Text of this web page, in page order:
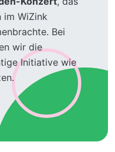
im WiZink
Bei
wir die
Initiative wie